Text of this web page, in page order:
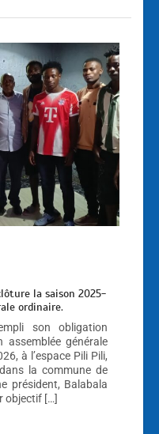
la saison 2025-
ordinaire.
son obligation
générale
à l’espace Pili Pili,
la commune de
président, Balabala
objectif […]